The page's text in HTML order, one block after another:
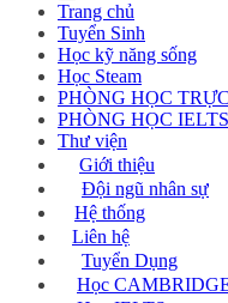
Trang chủ
Tuyển Sinh
Học kỹ năng sống
Học Steam
PHÒNG HỌC
PHÒNG HỌC IELTS
Thư viện
Giới thiệu
Đội ngũ nhân sự
Hệ thống
Liên hệ
Tuyển Dụng
Học